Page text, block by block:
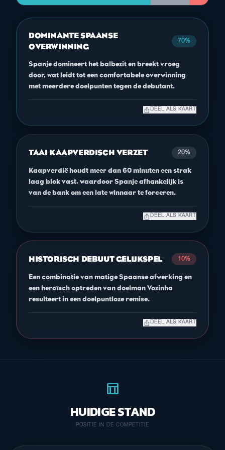
DOMINANTE SPAANSE
OVERWINNING
70%
Spanje domineert het balbezit en breekt vroeg
door, wat leidt tot een comfortabele overwinning
met meerdere doelpunten tegen de debutant.
ios_share DEEL ALS KAART
TAAI KAAPVERDISCH VERZET 20%
Kaapverdië houdt meer dan 60 minuten een strak
laag blok vast, waardoor Spanje afhankelijk is
van de bank om een late winnaar te forceren.
ios_share DEEL ALS KAART
HISTORISCH DEBUUT GELIJKSPEL 10%
Een combinatie van matige Spaanse afwerking en
een heroïsch optreden van doelman Vozinha
resulteert in een doelpuntloze remise.
ios_share DEEL ALS KAART
table_chart
HUIDIGE STAND
POSITIE IN DE COMPETITIE